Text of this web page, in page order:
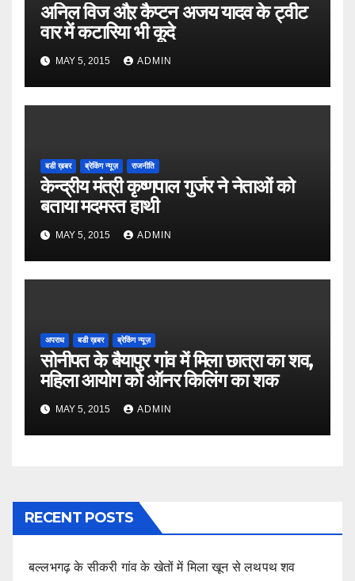
अनिल विज औऱ कैप्टन अजय यादव के ट्वीट
वार में कटारिया भी कूदे
MAY 5, 2015 ADMIN
बडी ख़बर ब्रेकिंग न्यूज़ राजनीति
केन्द्रीय मंत्री कृष्णपाल गुर्जर ने नेताओं को
बताया मदमस्त हाथी
MAY 5, 2015 ADMIN
अपराध बडी ख़बर ब्रेकिंग न्यूज़
सोनीपत के बैयापुर गांव में मिला छात्रा का शव,
महिला आयोग को ऑनर किलिंग का शक
MAY 5, 2015 ADMIN
RECENT POSTS
बल्लभगढ़ के सीकरी गांव के खेतों में मिला खून से लथपथ शव